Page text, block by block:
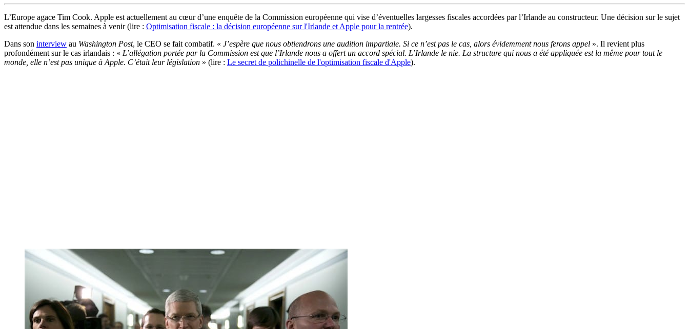
L’Europe agace Tim Cook. Apple est actuellement au cœur d’une enquête de la Commission européenne qui vise d’éventuelles largesses fiscales accordées par l’Irlande au constructeur. Une décision sur le sujet
est attendue dans les semaines à venir (lire : Optimisation fiscale : la décision européenne sur l'Irlande et Apple pour la rentrée).
Dans son interview au Washington Post, le CEO se fait combatif. « J’espère que nous obtiendrons une audition impartiale. Si ce n’est pas le cas, alors évidemment nous ferons appel ». Il revient plus
profondément sur le cas irlandais : « L’allégation portée par la Commission est que l’Irlande nous a offert un accord spécial. L’Irlande le nie. La structure qui nous a été appliquée est la même pour tout le
monde, elle n’est pas unique à Apple. C’était leur législation » (lire : Le secret de polichinelle de l'optimisation fiscale d'Apple).